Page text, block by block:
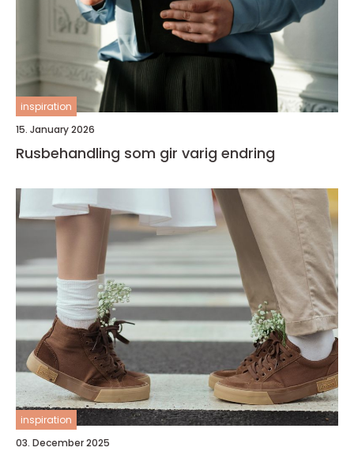
inspiration
15. January 2026
Rusbehandling som gir varig endring
inspiration
03. December 2025